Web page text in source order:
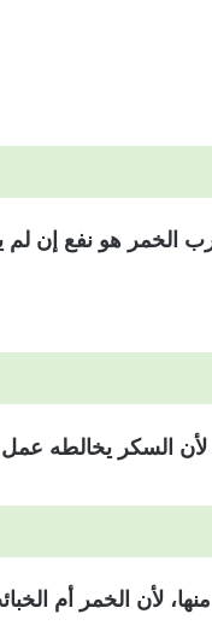
شرب الخمر هو نفع إن
السكر يخالطه
لأن الخمر أم